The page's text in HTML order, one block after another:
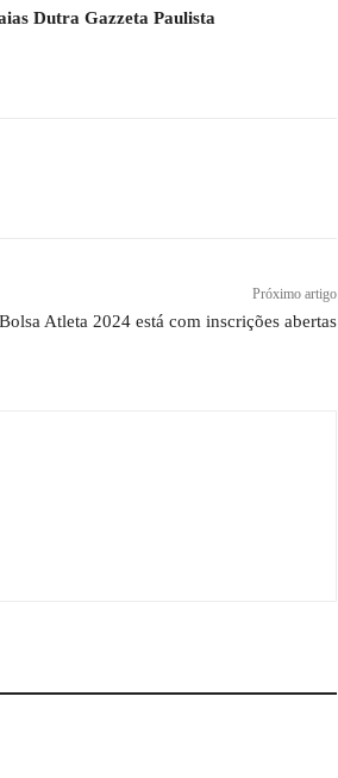
Dutra Gazzeta Paulista
Próximo artigo
Atleta 2024 está com inscrições abertas